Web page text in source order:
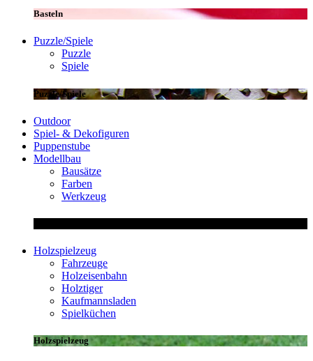
Basteln
Puzzle/Spiele
Puzzle
Spiele
Puzzle/Spiele
Outdoor
Spiel- & Dekofiguren
Puppenstube
Modellbau
Bausätze
Farben
Werkzeug
Holzspielzeug
Fahrzeuge
Holzeisenbahn
Holztiger
Kaufmannsladen
Spielküchen
Holzspielzeug